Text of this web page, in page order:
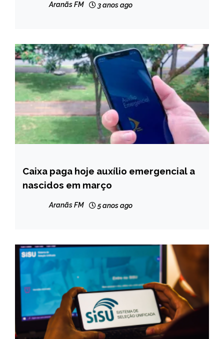
Aranãs FM 3 anos ago
NOTÍCIAS
Caixa paga hoje auxílio emergencial a
nascidos em março
Aranãs FM 5 anos ago